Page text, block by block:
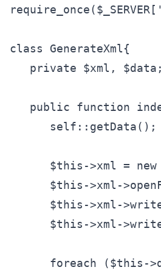
require_once($_SERVER[
class GenerateXml{
private $xml, $data;
public function
self ::getData();
$this ->xml = new
$this ->xml-
$this ->xml-
$this ->xml-
foreach ($this -